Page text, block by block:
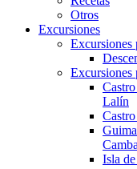
Otros
Excursiones
Excursiones
Excursiones
Lalín
Isla